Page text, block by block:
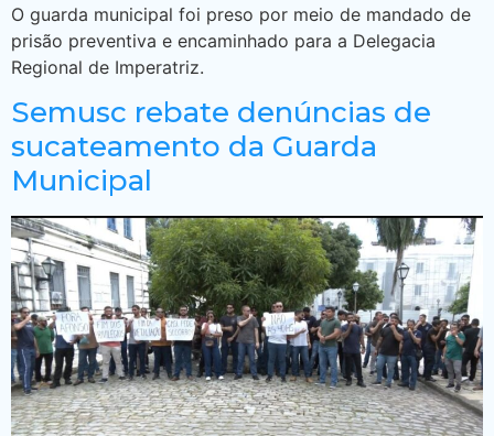
O guarda municipal foi preso por meio de mandado de
prisão preventiva e encaminhado para a Delegacia
Regional de Imperatriz.
Semusc rebate denúncias de
sucateamento da Guarda
Municipal